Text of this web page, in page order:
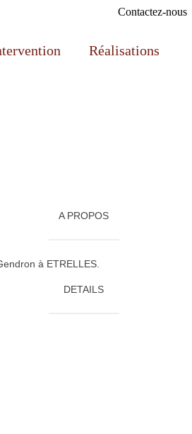
Contactez-nous
Réalisations
A PROPOS
à ETRELLES.
DETAILS